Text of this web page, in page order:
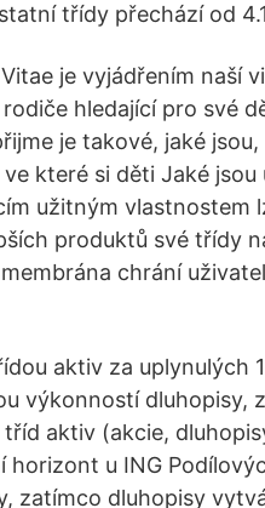
třídy přechází od
je vyjádřením naší
rodiče hledající pro své
je takové, jaké
které si děti Jaké
užitným vlastnostem
produktů své třídy
chrání
aktiv za uplynulých
výkonností dluhopisy,
aktiv (akcie,
horizont u ING
zatímco dluhopisy